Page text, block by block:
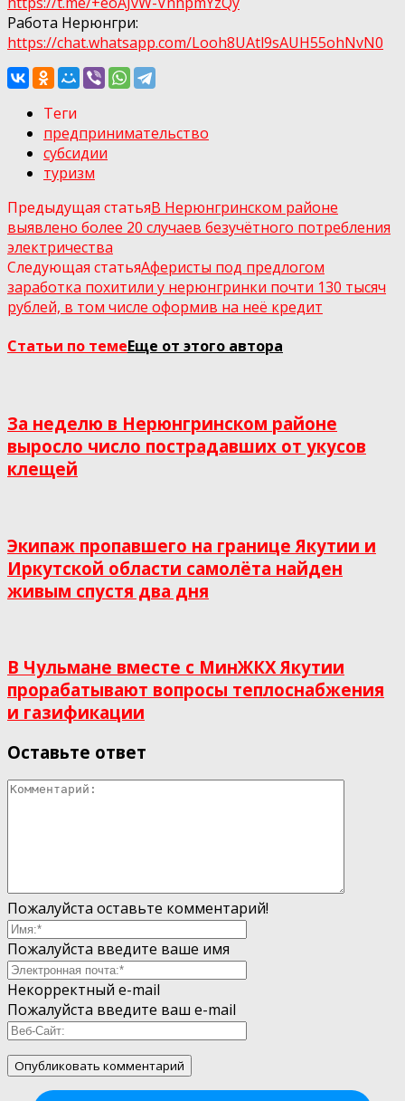
Работа Нерюнгри:
https://chat.whatsapp.com/Looh8UAtl9sAUH55ohNvN0
Теги
предпринимательство
субсидии
туризм
Предыдущая статьяВ Нерюнгринском районе
выявлено более 20 случаев безучётного потребления
электричества
Следующая статьяАферисты под предлогом
заработка похитили у нерюнгринки почти 130 тысяч
рублей, в том числе оформив на неё кредит
Статьи по темеЕще от этого автора
За неделю в Нерюнгринском районе
выросло число пострадавших от укусов
клещей
Экипаж пропавшего на границе Якутии и
Иркутской области самолёта найден
живым спустя два дня
В Чульмане вместе с МинЖКХ Якутии
прорабатывают вопросы теплоснабжения
и газификации
Оставьте ответ
Пожалуйста оставьте комментарий!
Пожалуйста введите ваше имя
Некорректный e-mail
Пожалуйста введите ваш e-mail